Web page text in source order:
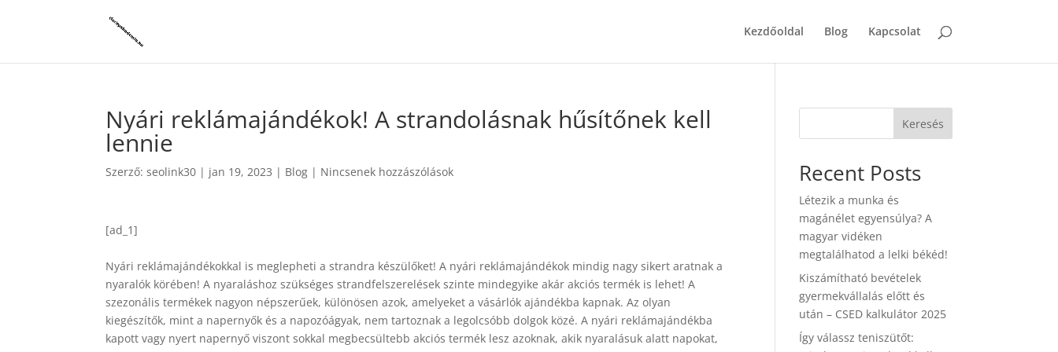
Kezdőoldal Blog Kapcsolat
Nyári reklámajándékok! A strandolásnak hűsítőnek kell
lennie
Szerző:seolink30 | jan 19, 2023 | Blog | Nincsenek hozzászólások
[ad_1]
Nyári reklámajándékokkal is meglepheti a strandra készülőket! A nyári reklámajándékok mindig nagy sikert aratnak a
nyaralók körében! A nyaraláshoz szükséges strandfelszerelések szinte mindegyike akár akciós termék is lehet! A
szezonális termékek nagyon népszerűek, különösen azok, amelyeket a vásárlók ajándékba kapnak. Az olyan
kiegészítők, mint a napernyők és a napozóágyak, nem tartoznak a legolcsóbb dolgok közé. A nyári reklámajándékba
kapott vagy nyert napernyő viszont sokkal megbecsültebb akciós termék lesz azoknak, akik nyaralásuk alatt napokat,
Keresés
Recent Posts
Létezik a munka és
magánélet egyensúlya? A
magyar vidéken
megtalálhatod a lelki békéd!
Kiszámítható bevételek
gyermekvállalás előtt és
után – CSED kalkulátor 2025
Így válassz teniszütőt: